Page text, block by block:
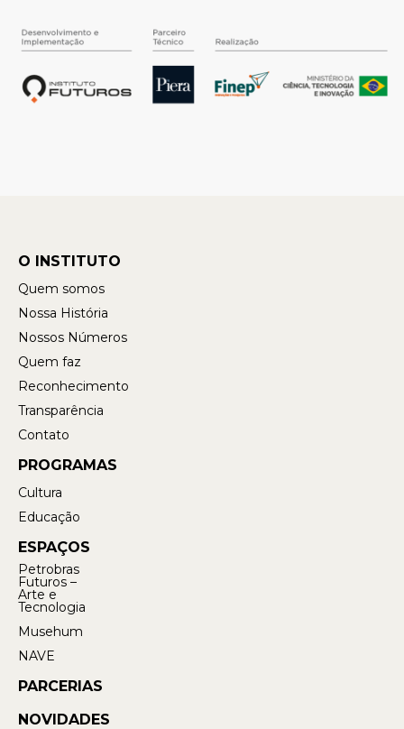
O INSTITUTO
Quem somos
Nossa História
Nossos Números
Quem faz
Reconhecimento
Transparência
Contato
PROGRAMAS
Cultura
Educação
ESPAÇOS
Petrobras
Futuros –
Arte e
Tecnologia
Musehum
NAVE
PARCERIAS
NOVIDADES